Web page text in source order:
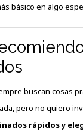
básico en algo
buscan cosas
pero no quiero
rápidos y